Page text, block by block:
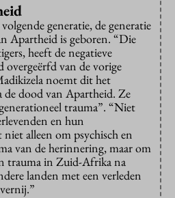
generatie, de generatie
Apartheid is geboren. “Die
heeft de negatieve
overgeërfd van de vorige
noemt dit het
de dood van Apartheid. Ze
trauma”. “Niet
en hun
alleen om psychisch en
van de herinnering, maar om
trauma in Zuid-Afrika na
landen met een verleden